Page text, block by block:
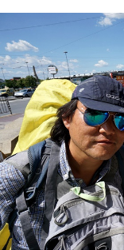
필리핀
일본